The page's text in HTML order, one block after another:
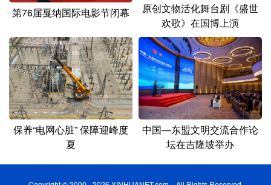
第76届戛纳国际电影节闭幕
原创文物活化舞台剧《盛世
欢歌》在国博上演
保养“电网心脏” 保障迎峰度
夏
中国—东盟文明交流合作论
坛在吉隆坡举办